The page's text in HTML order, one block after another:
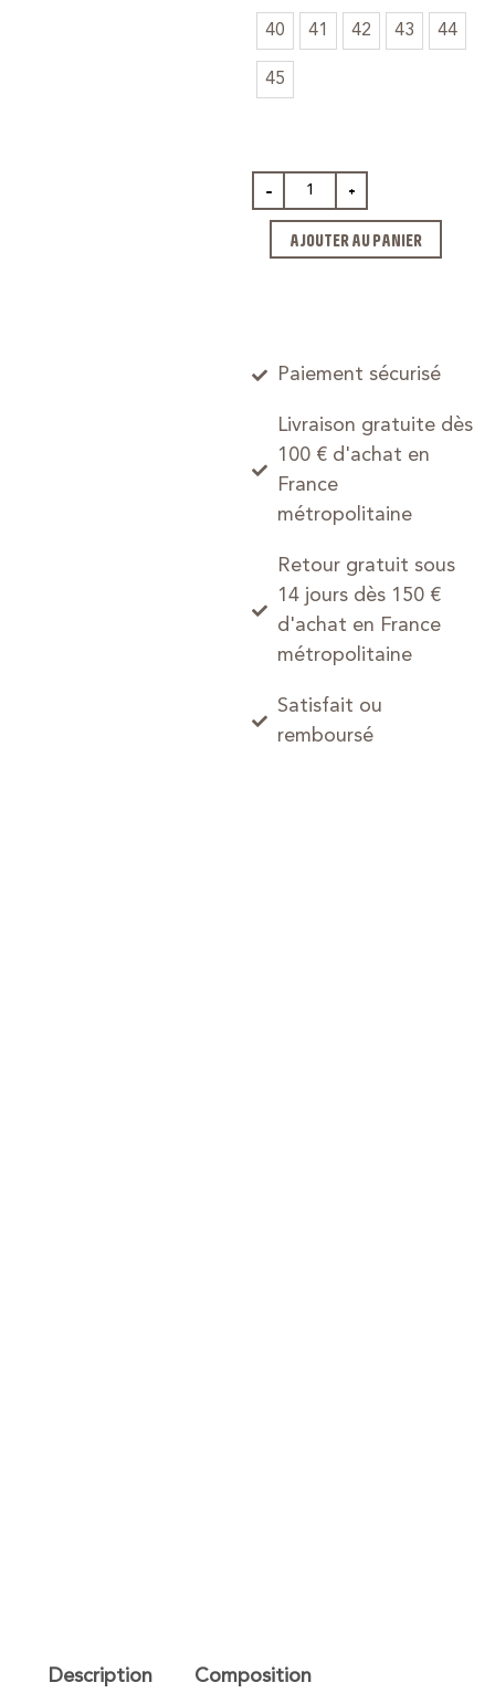
40 41 42 43 44
45
- +
AJOUTER AU PANIER
Paiement sécurisé
Livraison gratuite dès
100 € d'achat en
France
métropolitaine
Retour gratuit sous
14 jours dès 150 €
d'achat en France
métropolitaine
Satisfait ou
remboursé
Description Composition